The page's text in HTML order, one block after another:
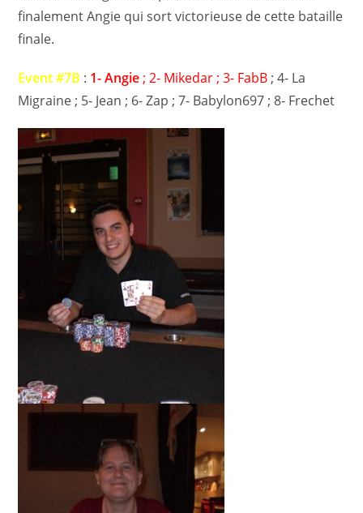
finalement Angie qui sort victorieuse de cette bataille
finale.
Event #7B : 1- Angie ; 2- Mikedar ; 3- FabB ; 4- La
Migraine ; 5- Jean ; 6- Zap ; 7- Babylon697 ; 8- Frechet